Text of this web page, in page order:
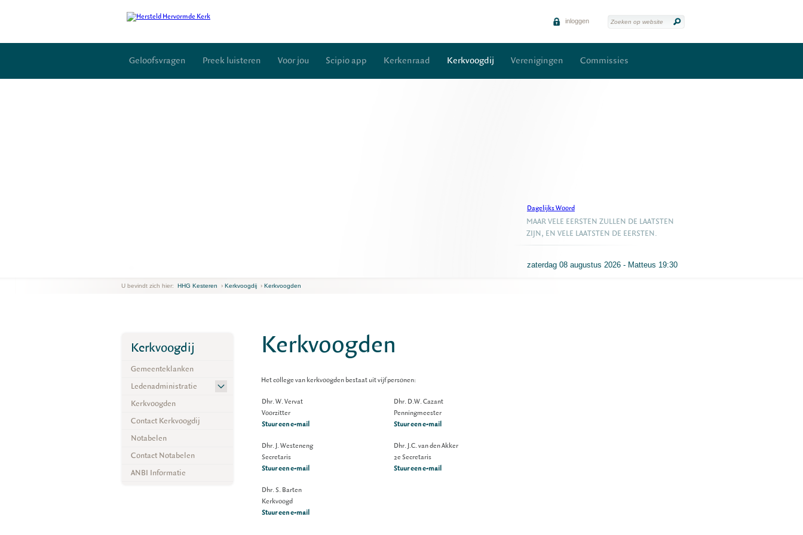
inloggen
Geloofsvragen Preek luisteren Voor jou Scipio app Kerkenraad Kerkvoogdij Verenigingen Commissies
Dagelijks Woord
zaterdag 08 augustus 2026 - Matteus 19:30
MAAR VELE EERSTEN ZULLEN DE LAATSTEN
ZIJN, EN VELE LAATSTEN DE EERSTEN.
U bevindt zich hier: HHG Kesteren › Kerkvoogdij › Kerkvoogden
Kerkvoogden
Het college van kerkvoogden bestaat uit vijf personen:
Dhr. W. Vervat
Voorzitter
Stuur een e-mail
Dhr. D.W. Cazant
Penningmeester
Stuur een e-mail
Dhr. J. Westeneng
Secretaris
Stuur een e-mail
Dhr. J.C. van den Akker
2e Secretaris
Stuur een e-mail
Dhr. S. Barten
Kerkvoogd
Stuur een e-mail
Kerkvoogdij
Gemeenteklanken
Ledenadministratie
Kerkvoogden
Contact Kerkvoogdij
Notabelen
Contact Notabelen
ANBI Informatie